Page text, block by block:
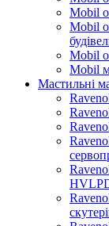
Mobil
Mobil
Mobil
Mobil
Мастильні